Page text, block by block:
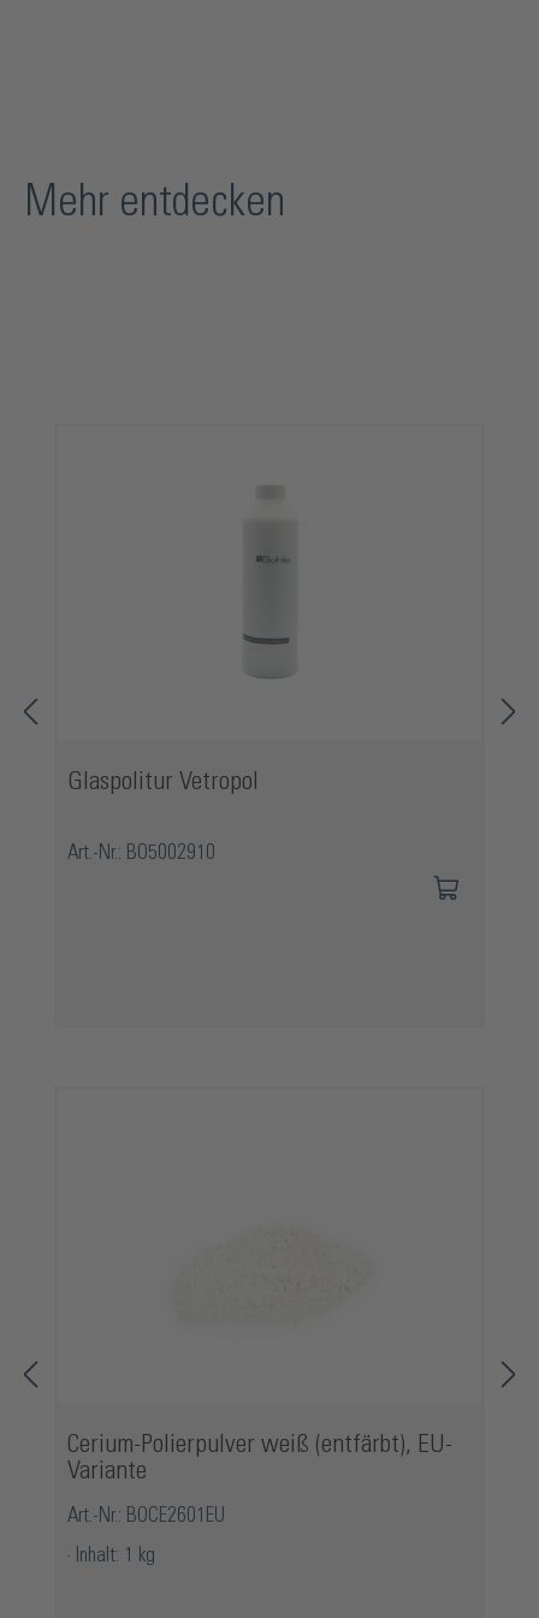
Mehr entdecken
Glaspolitur Vetropol
Art.-Nr.: BO5002910
Cerium-Polierpulver weiß (entfärbt), EU-
Variante
Art.-Nr.: BOCE2601EU
Inhalt: 1 kg